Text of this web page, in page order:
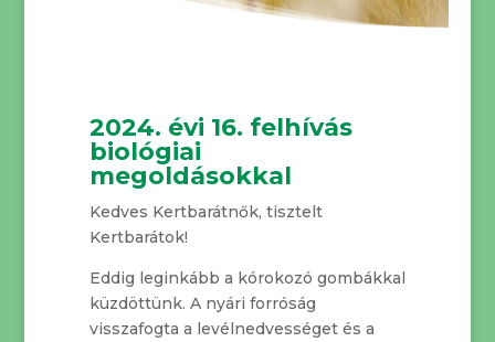
2024. évi 16. felhívás
biológiai
megoldásokkal
Kedves Kertbarátnők, tisztelt
Kertbarátok!
Eddig leginkább a kórokozó gombákkal
küzdöttünk. A nyári forróság
visszafogta a levélnedvességet és a